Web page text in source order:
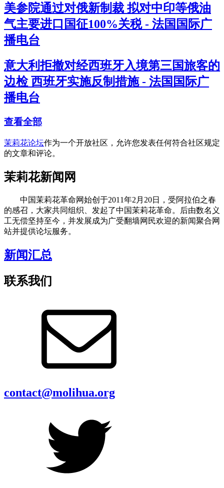
美参院通过对俄新制裁 拟对中印等俄油
气主要进口国征100%关税 - 法国国际广
播电台
意大利拒撤对经西班牙入境第三国旅客的
边检 西班牙实施反制措施 - 法国国际广
播电台
查看全部
茉莉花论坛作为一个开放社区，允许您发表任何符合社区规定
的文章和评论。
茉莉花新闻网
中国茉莉花革命网始创于2011年2月20日，受阿拉伯之春
的感召，大家共同组织、发起了中国茉莉花革命。后由数名义
工无偿坚持至今，并发展成为广受翻墙网民欢迎的新闻聚合网
站并提供论坛服务。
新闻汇总
联系我们
contact@molihua.org